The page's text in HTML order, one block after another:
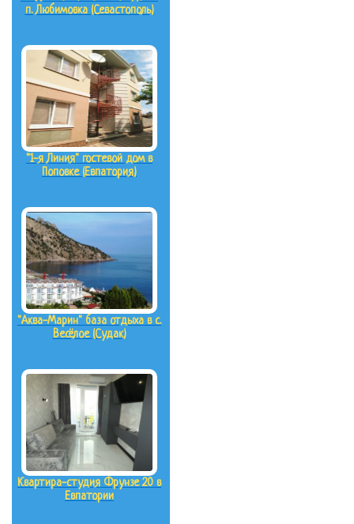
п. Любимовка (Севастополь)
"1-я Линия" гостевой дом в
Поповке (Евпатория)
"Аква-Марин" база отдыха в с.
Весёлое (Судак)
Квартира-студия Фрунзе 20 в
Евпатории